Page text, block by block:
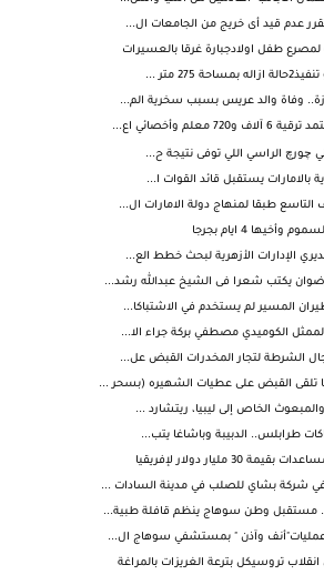
عدم قيد أى خريج من الجامعات ال...
لمصرع طفل اولادجبارة غرقا بالعسيرات
275 متر ...
وفاة والد عريس بسبب سخرية الم...
معلم وأخصائي اع...
چورچ الراسي اللي توفى نتيجة ح...
بالامارات يستقبل قائد القوات ا...
طبقا لمنهاج دولة الامارات ال...
4 ايام بجرجا
الإدارات الأزهرية لبحث خطط الع...
يكتب شعرا فى الشيخ عبدالله رشد...
المسير لم يستخدم في الاشتباكا...
الكوميدي مصطفي بركة جراء الا...
الشرطة لتجار المخدرات القبض عل...
تلقى القبض على عطيات الشهيره (بسحر ...
الخاص إلى ليبيا، ريتشارد ...
30 مليار دولار لإفريقيا
شركة بشاي للصلب في مدينة السادات ...
عمليات"أنف وآذن " بمستشفي سوهاج ال...
تروسيكل بترعة الغريزات بالمراغة